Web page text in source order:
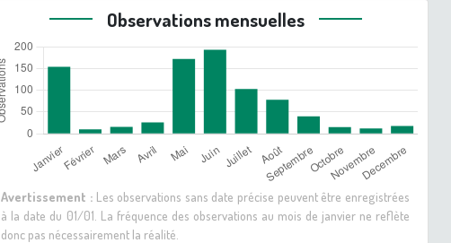
Observations mensuelles
Avertissement :Les observations sans date précise peuvent être enregistrées
à la date du 01/01. La fréquence des observations au mois de janvier ne reflète
donc pas nécessairement la réalité.